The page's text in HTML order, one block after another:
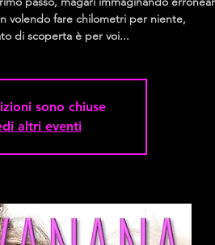
volendo fare chilometri per niente,
di scoperta è per voi...
sono chiuse
altri eventi